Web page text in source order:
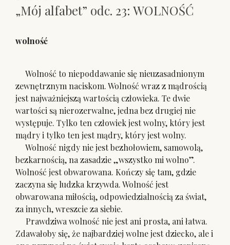
„Mój alfabet” odc. 23: WOLNOŚĆ
wolność
Wolność to niepoddawanie się nieuzasadnionym
zewnętrznym naciskom. Wolność wraz z mądrością
jest najważniejszą wartością człowieka. Te dwie
wartości są nierozerwalne, jedna bez drugiej nie
występuje. Tylko ten człowiek jest wolny, który jest
mądry i tylko ten jest mądry, który jest wolny.
Wolność nigdy nie jest bezhołowiem, samowolą,
bezkarnością, na zasadzie „wszystko mi wolno”.
Wolność jest obwarowana. Kończy się tam, gdzie
zaczyna się ludzka krzywda. Wolność jest
obwarowana miłością, odpowiedzialnością za świat,
za innych, wreszcie za siebie.
Prawdziwa wolność nie jest ani prosta, ani łatwa.
Zdawałoby się, że najbardziej wolne jest dziecko, ale i